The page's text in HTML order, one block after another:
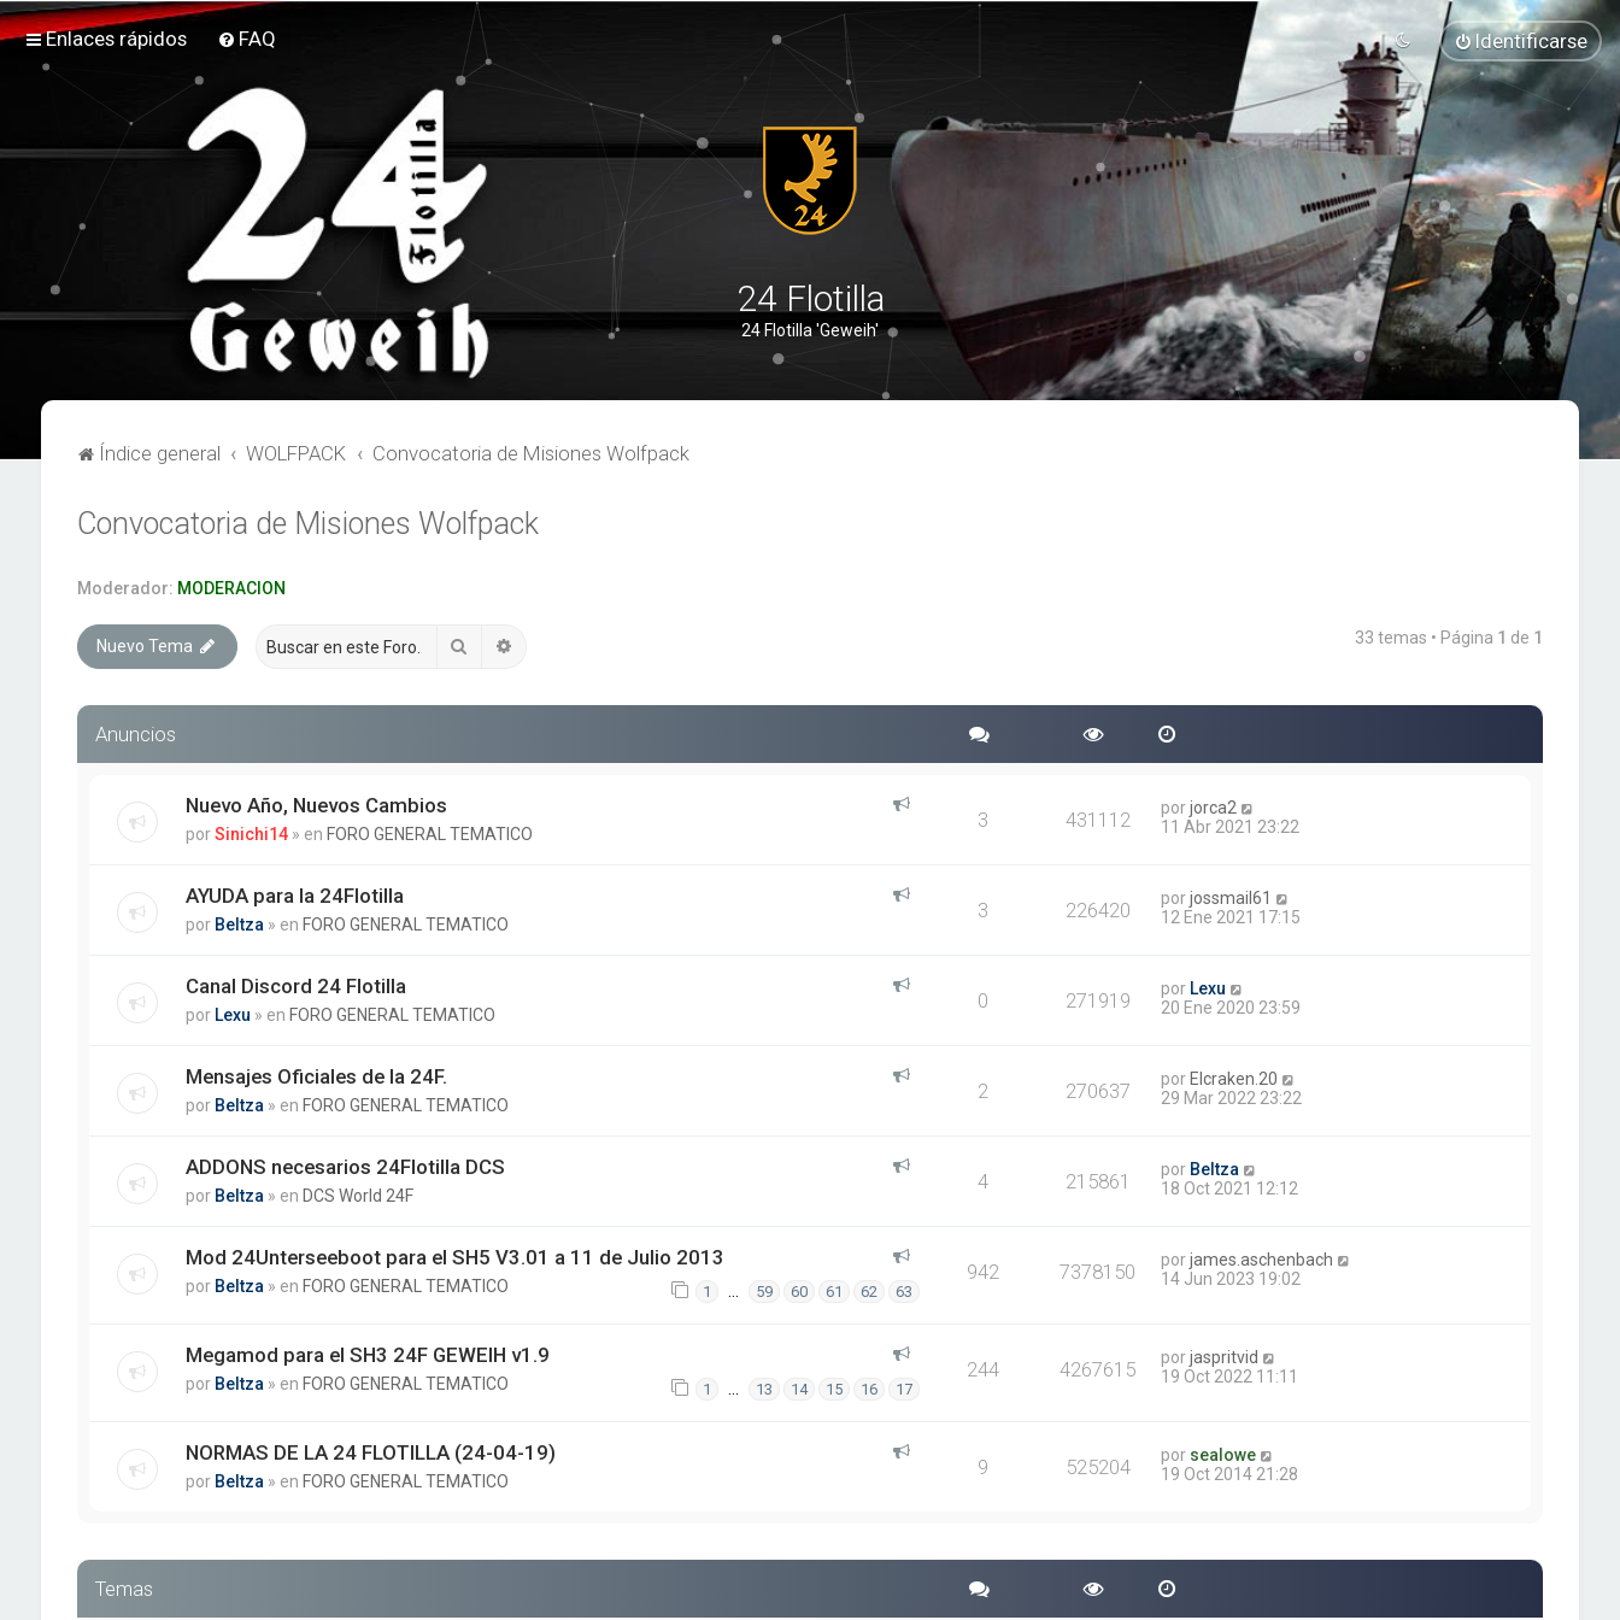
Enlaces rápidos FAQ Identificarse
24 Flotilla
24 Flotilla 'Geweih'
Índice general WOLFPACK Convocatoria de Misiones Wolfpack
Convocatoria de Misiones Wolfpack
Moderador: MODERACION
Nuevo Tema Buscar 33 temas • Página 1 de 1
Anuncios
Nuevo Año, Nuevos Cambios
porSinichi14 » en FORO GENERAL TEMATICO
3 431112 porjorca2
11 Abr 2021 23:22
AYUDA para la 24Flotilla
por Beltza » en FORO GENERAL TEMATICO
3 226420 porjossmail61
12 Ene 2021 17:15
Canal Discord 24 Flotilla
por Lexu » en FORO GENERAL TEMATICO
0 271919 por Lexu
20 Ene 2020 23:59
Mensajes Oficiales de la 24F.
por Beltza » en FORO GENERAL TEMATICO
2 270637 por Elcraken.20
29 Mar 2022 23:22
ADDONS necesarios 24Flotilla DCS
por Beltza » en DCS World 24F
4 215861 por Beltza
18 Oct 2021 12:12
Mod 24Unterseeboot para el SH5 V3.01 a 11 de Julio 2013
por Beltza » en FORO GENERAL TEMATICO 1 … 59 60 61 62 63
942 7378150 porjames.aschenbach
14 Jun 2023 19:02
Megamod para el SH3 24F GEWEIH v1.9
por Beltza » en FORO GENERAL TEMATICO 1 … 13 14 15 16 17
244 4267615 porjaspritvid
19 Oct 2022 11:11
NORMAS DE LA 24 FLOTILLA (24-04-19)
por Beltza » en FORO GENERAL TEMATICO
9 525204 por sealowe
19 Oct 2014 21:28
Temas